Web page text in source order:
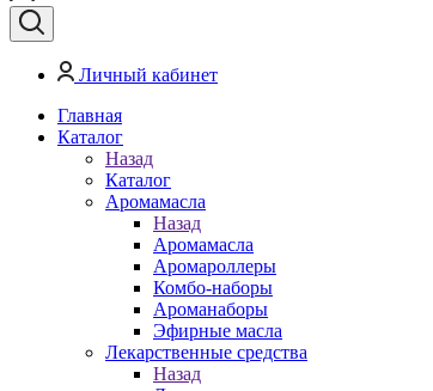
Личный кабинет
Главная
Каталог
Назад
Каталог
Аромамасла
Назад
Аромамасла
Аромароллеры
Комбо-наборы
Ароманаборы
Эфирные масла
Лекарственные средства
Назад